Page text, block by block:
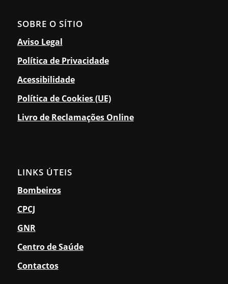
SOBRE O SÍTIO
Aviso Legal
Política de Privacidade
Acessibilidade
Política de Cookies (UE)
Livro de Reclamações Online
LINKS ÚTEIS
Bombeiros
CPCJ
GNR
Centro de Saúde
Contactos